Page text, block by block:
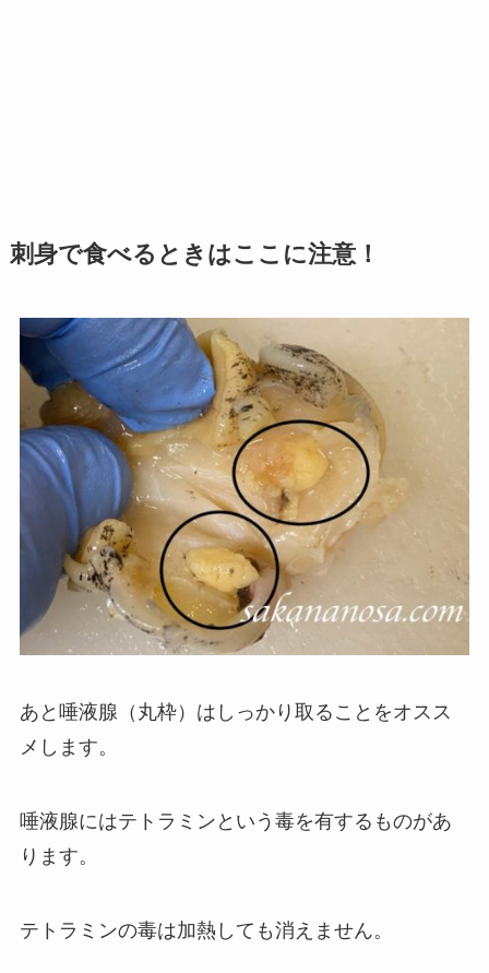
刺身で食べるときはここに注意！
あと唾液腺（丸枠）はしっかり取ることをオスス
メします。
唾液腺にはテトラミンという毒を有するものがあ
ります。
テトラミンの毒は加熱しても消えません。